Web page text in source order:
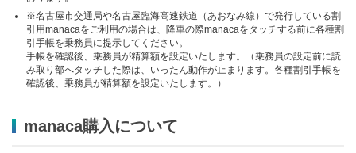
※名古屋市交通局や名古屋臨海高速鉄道（あおなみ線）で発行している割
引用manacaをご利用の場合は、降車の際manacaをタッチする前に各種割
引手帳を乗務員に提示してください。
手帳を確認後、乗務員が精算額を設定いたします。（乗務員の設定前に読
み取り部へタッチした際は、いったん動作が止まります。各種割引手帳を
確認後、乗務員が精算額を設定いたします。）
manaca購入について